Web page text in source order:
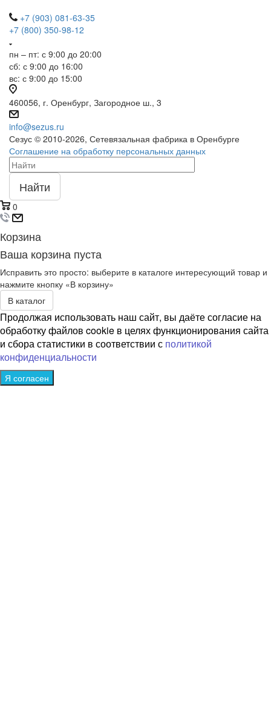
+7 (903) 081-63-35
+7 (800) 350-98-12
пн – пт: с 9:00 до 20:00
сб: с 9:00 до 16:00
вс: с 9:00 до 15:00
460056, г. Оренбург, Загородное ш., 3
info@sezus.ru
Сезус © 2010-2026, Сетевязальная фабрика в Оренбурге
Соглашение на обработку персональных данных
Найти
0
Корзина
Ваша корзина пуста
Исправить это просто: выберите в каталоге интересующий товар и
нажмите кнопку «В корзину»
В каталог
Продолжая использовать наш сайт, вы даёте согласие на
обработку файлов cookie в целях функционирования сайта
и сбора статистики в соответствии с политикой
конфиденциальности
Я согласен